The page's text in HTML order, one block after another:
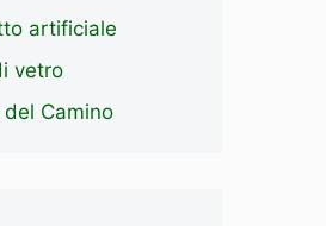
artificiale
vetro
del Camino